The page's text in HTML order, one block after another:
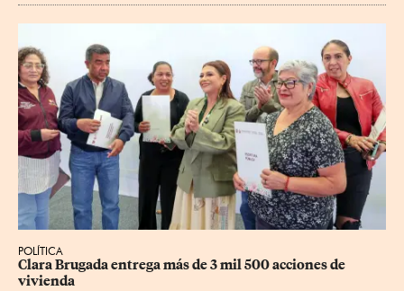
POLÍTICA
Clara Brugada entrega más de 3 mil 500 acciones de
vivienda